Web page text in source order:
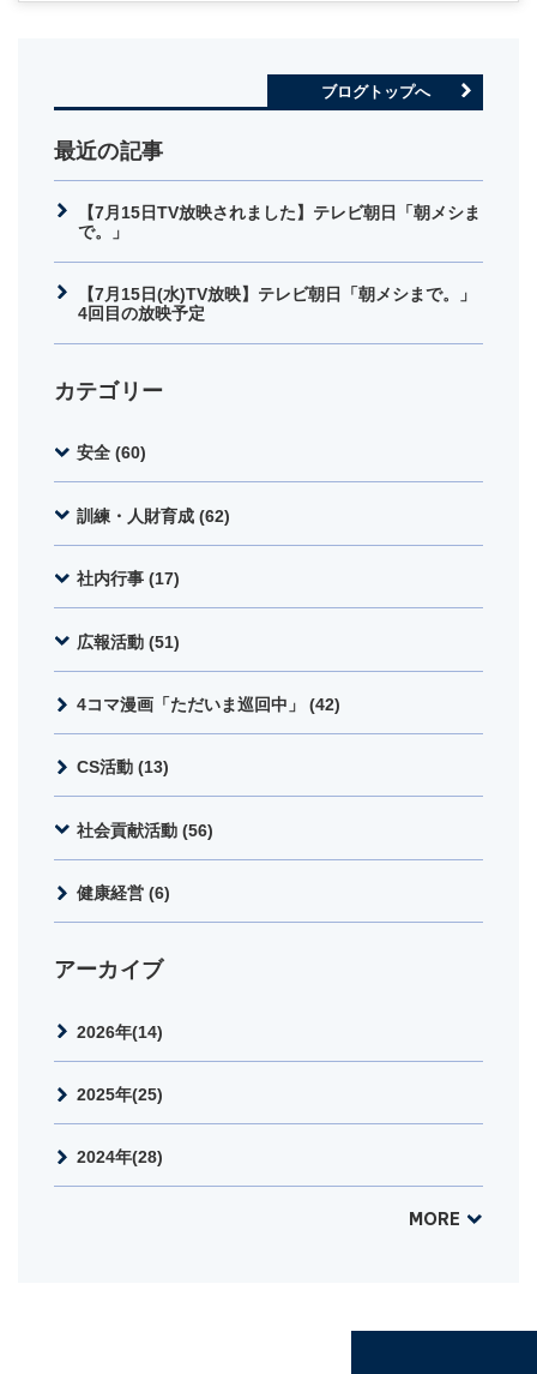
ブログトップへ
最近の記事
【7月15日TV放映されました】テレビ朝日「朝メシま
で。」
【7月15日(水)TV放映】テレビ朝日「朝メシまで。」
4回目の放映予定
カテゴリー
安全 (60)
訓練・人財育成 (62)
社内行事 (17)
広報活動 (51)
4コマ漫画「ただいま巡回中」 (42)
CS活動 (13)
社会貢献活動 (56)
健康経営 (6)
アーカイブ
2026年(14)
2025年(25)
2024年(28)
MORE